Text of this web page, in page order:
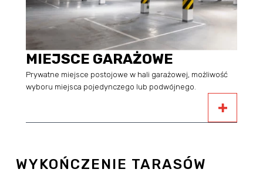
WYKOŃCZENIE TARASÓW
MIEJSCE GARAŻOWE
Prywatne miejsce postojowe w hali garażowej, możliwość
wyboru miejsca pojedynczego lub podwójnego.